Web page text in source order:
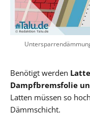
Benötigt werden
Dampfbremsfolie
Latten müssen so
Dämmschicht.